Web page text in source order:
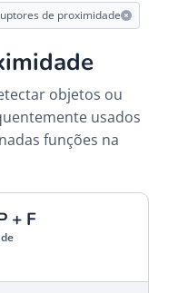
de proximidade
objetos ou
usados
funções na
+ F